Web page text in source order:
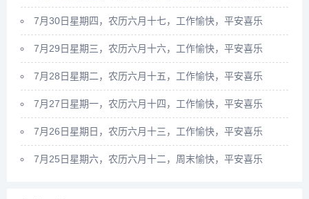
7月30日星期四，农历六月十七，工作愉快，平安喜乐
7月29日星期三，农历六月十六，工作愉快，平安喜乐
7月28日星期二，农历六月十五，工作愉快，平安喜乐
7月27日星期一，农历六月十四，工作愉快，平安喜乐
7月26日星期日，农历六月十三，工作愉快，平安喜乐
7月25日星期六，农历六月十二，周末愉快，平安喜乐